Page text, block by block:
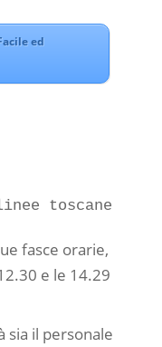
ed
fasce orarie,
e le 14.29
sia il personale